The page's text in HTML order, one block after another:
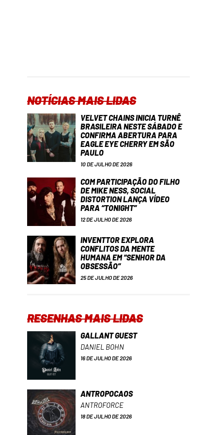
NOTÍCIAS MAIS LIDAS
VELVET CHAINS INICIA TURNÊ
BRASILEIRA NESTE SÁBADO E
CONFIRMA ABERTURA PARA
EAGLE EYE CHERRY EM SÃO
PAULO
10 DE JULHO DE 2026
COM PARTICIPAÇÃO DO FILHO
DE MIKE NESS, SOCIAL
DISTORTION LANÇA VÍDEO
PARA “TONIGHT”
12 DE JULHO DE 2026
INVENTTOR EXPLORA
CONFLITOS DA MENTE
HUMANA EM “SENHOR DA
OBSESSÃO”
25 DE JULHO DE 2026
RESENHAS MAIS LIDAS
GALLANT GUEST
DANIEL BOHN
16 DE JULHO DE 2026
ANTROPOCAOS
ANTROFORCE
18 DE JULHO DE 2026